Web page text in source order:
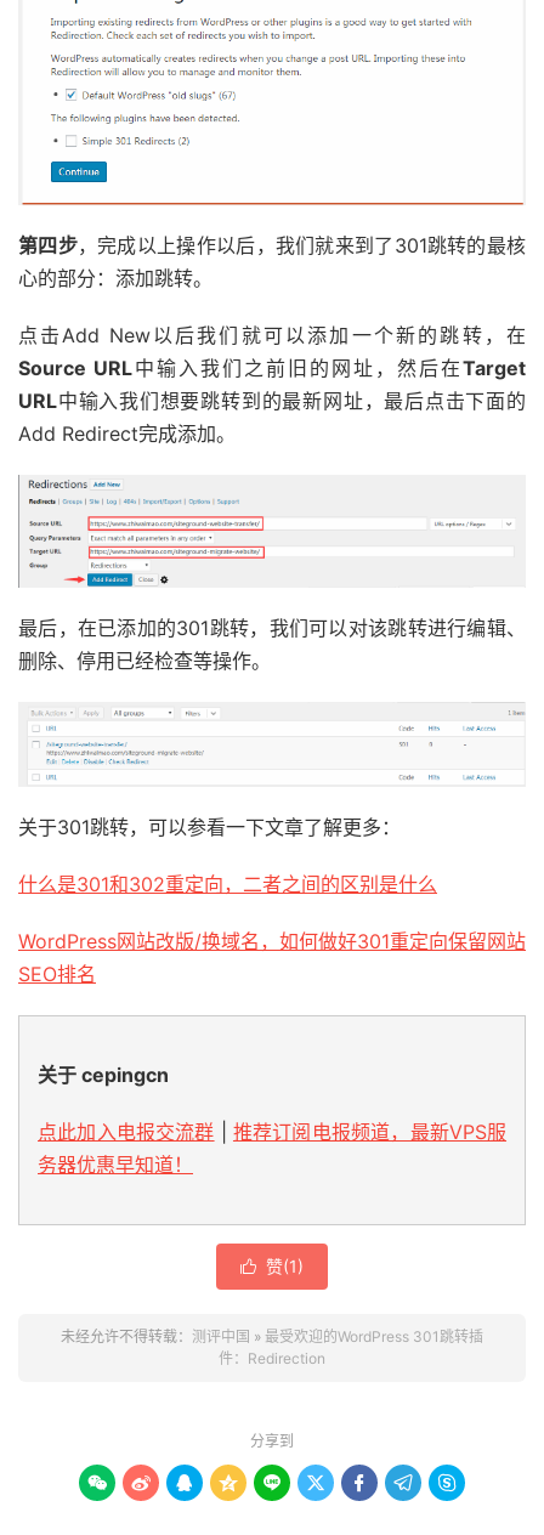
第四步，完成以上操作以后，我们就来到了301跳转的最核
心的部分：添加跳转。
点击Add New以后我们就可以添加一个新的跳转，在
Source URL中输入我们之前旧的网址，然后在Target
URL中输入我们想要跳转到的最新网址，最后点击下面的
Add Redirect完成添加。
最后，在已添加的301跳转，我们可以对该跳转进行编辑、
删除、停用已经检查等操作。
关于301跳转，可以参看一下文章了解更多：
什么是301和302重定向，二者之间的区别是什么
WordPress网站改版/换域名，如何做好301重定向保留网站
SEO排名
关于 cepingcn
点此加入电报交流群
推荐订阅电报频道，最新VPS服
务器优惠早知道！
 赞(1)
未经允许不得转载： 测评中国 » 最受欢迎的WordPress 301跳转插
件：Redirection
分享到
        